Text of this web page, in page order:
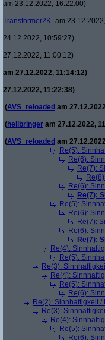
am 23.12.2022, 16:22:00)
Transformer2K- am
24.12.2022, 10:59:27)
27.12.2022, 11:00:12)
am 27.12.2022, 11:14:12)
27.12.2022, 11:22:38)
(AVS_reloaded am
(hellbringer am 27.12.2022,
(AVS_reloaded am
Re(5):
Re(6):
Re(7):
Re(6):
Re(7):
Re(5):
Re(6):
Re(7):
Re(6):
Re(7):
Re(4):
Re(5):
Re(3):
Re(4):
Re(5):
Re(6):
Re(2): Sinnhaftigkeit
Re(3):
Re(4):
Re(5):
Re(6):